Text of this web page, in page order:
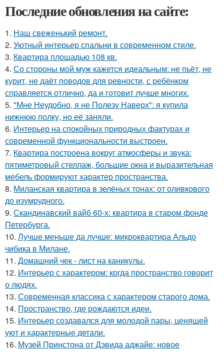
Последние обновления на сайте:
1. Наш свеженький ремонт.
2. Уютный интерьер спальни в современном стиле.
3. Квартира площадью 108 кв.
4. Со стороны мой муж кажется идеальным: не пьёт, не
курит, не даёт поводов для ревности, с ребёнком
справляется отлично, да и готовит лучше многих.
5. "Мне Неудобно, я не Полезу Наверх": я купила
нижнюю полку, но её заняли.
6. Интерьер на спокойных природных фактурах и
современной функциональности выстроен.
7. Квартира построена вокруг атмосферы и звука:
пятиметровый стеллаж, большие окна и выразительная
мебель формируют характер пространства.
8. Миланская квартира в зелёных тонах: от оливкового
до изумрудного.
9. Скандинавский вайб 60-х: квартира в старом фонде
Петербурга.
10. Лучше меньше да лучше: микроквартира Альдо
чибика в Милане.
11. Домашний чек - лист на каникулы.
12. Интерьер с характером: когда пространство говорит
о людях.
13. Современная классика с характером старого дома.
14. Пространство, где рождаются идеи.
15. Интерьер создавался для молодой пары, ценящей
уют и характерные детали.
16. Музей Принстона от Дэвида аджайе: новое